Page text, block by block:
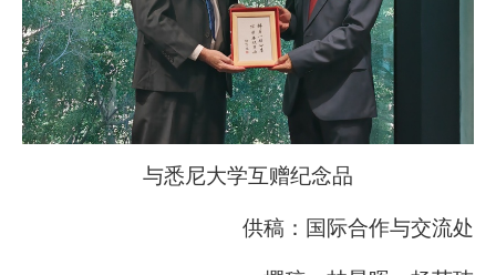
与悉尼大学互赠纪念品
供稿：国际合作与交流处